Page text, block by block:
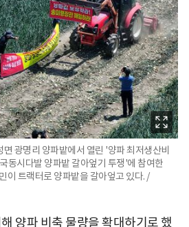
광명리 양파밭에서 열린 '양파 최저생산비
동시다발 양파밭 갈아엎기 투쟁'에 참여한
이 트랙터로 양파밭을 갈아엎고 있다. /
양파 비축 물량을 확대하기로 했